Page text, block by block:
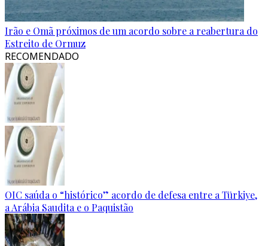
Irão e Omã próximos de um acordo sobre a reabertura do
Estreito de Ormuz
RECOMENDADO
OIC saúda o “histórico” acordo de defesa entre a Türkiye,
a Arábia Saudita e o Paquistão